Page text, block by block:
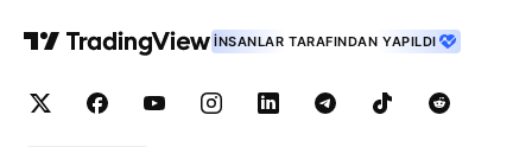
İNSANLAR TARAFINDAN YAPILDI